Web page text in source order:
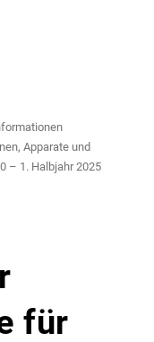
Apparate und
– 1. Halbjahr 2025
für